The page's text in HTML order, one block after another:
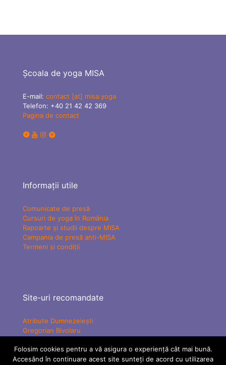
Școala de yoga MISA
E-mail: contact [at] misa.yoga
Telefon: +40 21 42 42 369
Pagina de contact
Informații utile
Comunicate de presă
Cursuri de yoga în România
Rapoarte și studii despre MISA
Campania de presă anti-MISA
Termeni și condiții
Site-uri recomandate
Atribute Dumnezeiești
Gregorian Bivolaru
Mișcarea Charismatică Teofanică
Vindecare Spirituală
Folosim cookies pentru a vă asigura o experiență cât mai bună.
Accesând în continuare acest site sunteți de acord cu utilizarea